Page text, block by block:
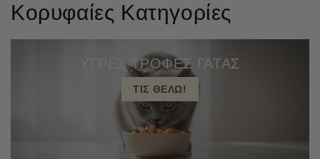
Κορυφαίες Κατηγορίες
ΥΓΡΕΣ ΤΡΟΦΕΣ ΓΑΤΑΣ
ΤΙΣ ΘΕΛΩ!